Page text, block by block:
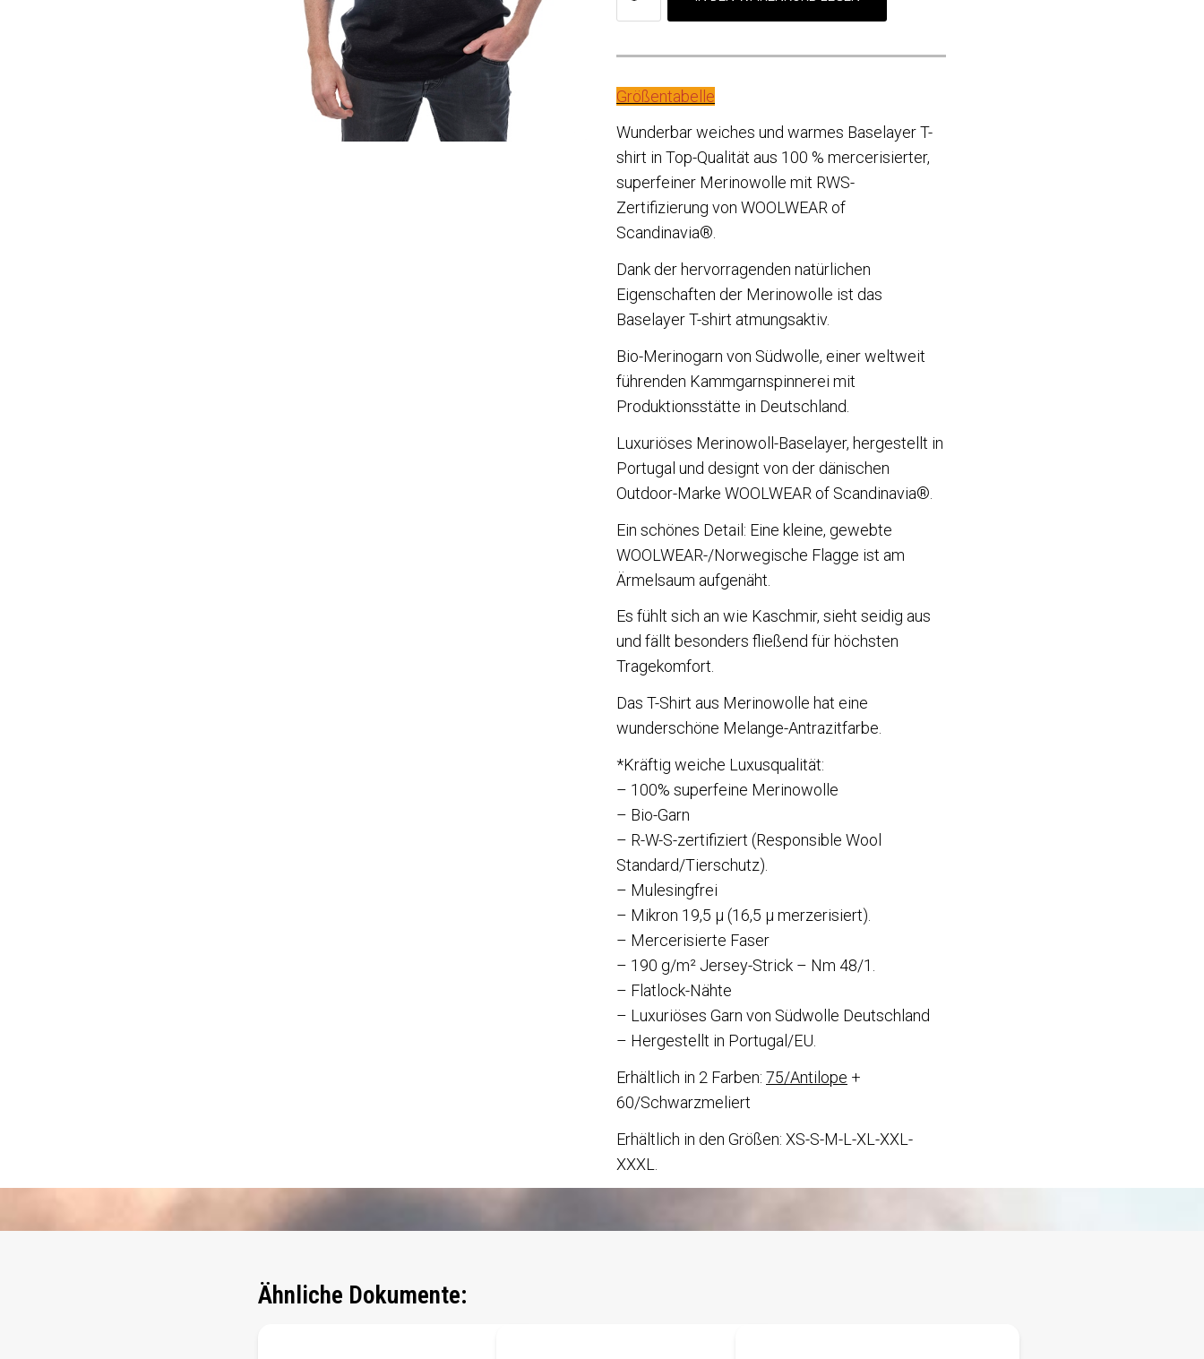
Größentabelle
Wunderbar weiches und warmes Baselayer T-
shirt in Top-Qualität aus 100 % mercerisierter,
superfeiner Merinowolle mit RWS-
Zertifizierung von WOOLWEAR of
Scandinavia®.
Dank der hervorragenden natürlichen
Eigenschaften der Merinowolle ist das
Baselayer T-shirt atmungsaktiv.
Bio-Merinogarn von Südwolle, einer weltweit
führenden Kammgarnspinnerei mit
Produktionsstätte in Deutschland.
Luxuriöses Merinowoll-Baselayer, hergestellt in
Portugal und designt von der dänischen
Outdoor-Marke WOOLWEAR of Scandinavia®.
Ein schönes Detail: Eine kleine, gewebte
WOOLWEAR-/Norwegische Flagge ist am
Ärmelsaum aufgenäht.
Es fühlt sich an wie Kaschmir, sieht seidig aus
und fällt besonders fließend für höchsten
Tragekomfort.
Das T-Shirt aus Merinowolle hat eine
wunderschöne Melange-Antrazitfarbe.
*Kräftig weiche Luxusqualität:
– 100% superfeine Merinowolle
– Bio-Garn
– R-W-S-zertifiziert (Responsible Wool
Standard/Tierschutz).
– Mulesingfrei
– Mikron 19,5 μ (16,5 μ merzerisiert).
– Mercerisierte Faser
– 190 g/m² Jersey-Strick – Nm 48/1.
– Flatlock-Nähte
– Luxuriöses Garn von Südwolle Deutschland
– Hergestellt in Portugal/EU.
Erhältlich in 2 Farben: 75/Antilope +
60/Schwarzmeliert
Erhältlich in den Größen: XS-S-M-L-XL-XXL-
XXXL.
Ähnliche Dokumente: